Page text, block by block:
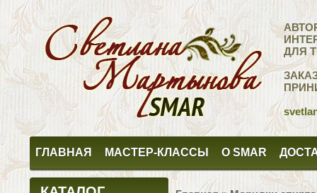
ДЛЯ
ГЛАВНАЯ МАСТЕР-КЛАССЫ О SMAR